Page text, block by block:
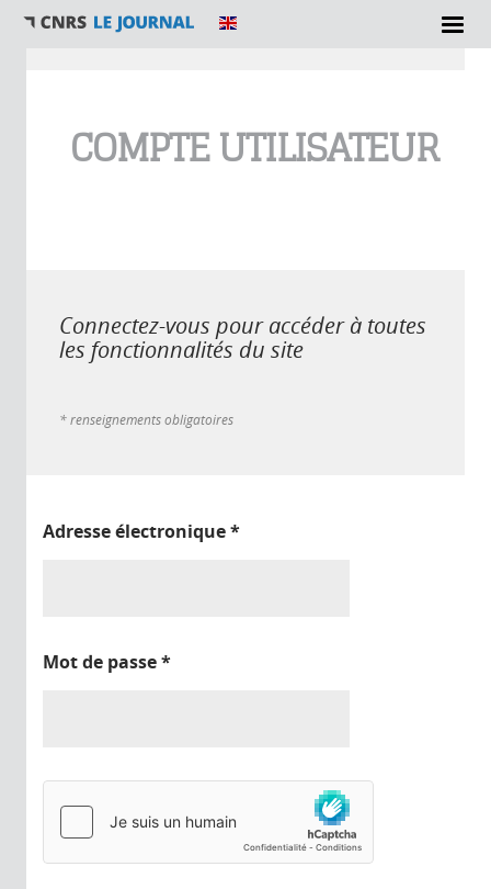
COMPTE UTILISATEUR
Connectez-vous pour accéder à toutes
les fonctionnalités du site
* renseignements obligatoires
Adresse électronique*
Mot de passe*